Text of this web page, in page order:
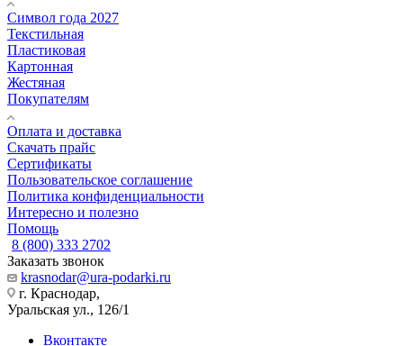
Символ года 2027
Текстильная
Пластиковая
Картонная
Жестяная
Покупателям
Оплата и доставка
Скачать прайс
Сертификаты
Пользовательское соглашение
Политика конфиденциальности
Интересно и полезно
Помощь
8 (800) 333 2702
Заказать звонок
krasnodar@ura-podarki.ru
г. Краснодар,
Уральская ул., 126/1
Вконтакте